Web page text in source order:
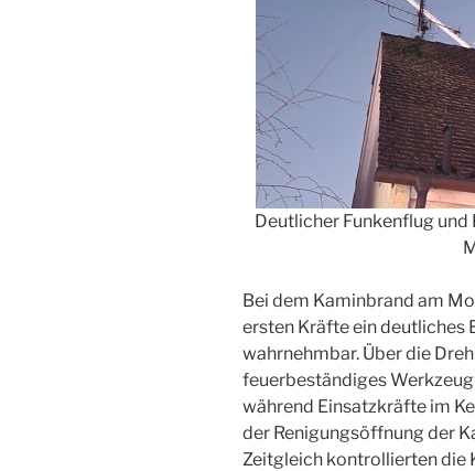
Deutlicher Funkenflug
Bei dem Kaminbrand am
ersten Kräfte ein deutliches
wahrnehmbar. Über die
feuerbeständiges Werkzeug
während Einsatzkräfte im
der Renigungsöffnung der
Zeitgleich kontrollierten die